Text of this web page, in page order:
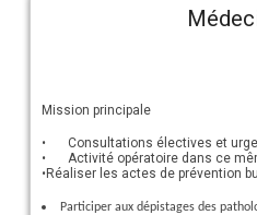
Mission principale
•
Consultations électives et
•
Activité opératoire dans ce
•Réaliser les actes de prévention
Participer aux dépistages des